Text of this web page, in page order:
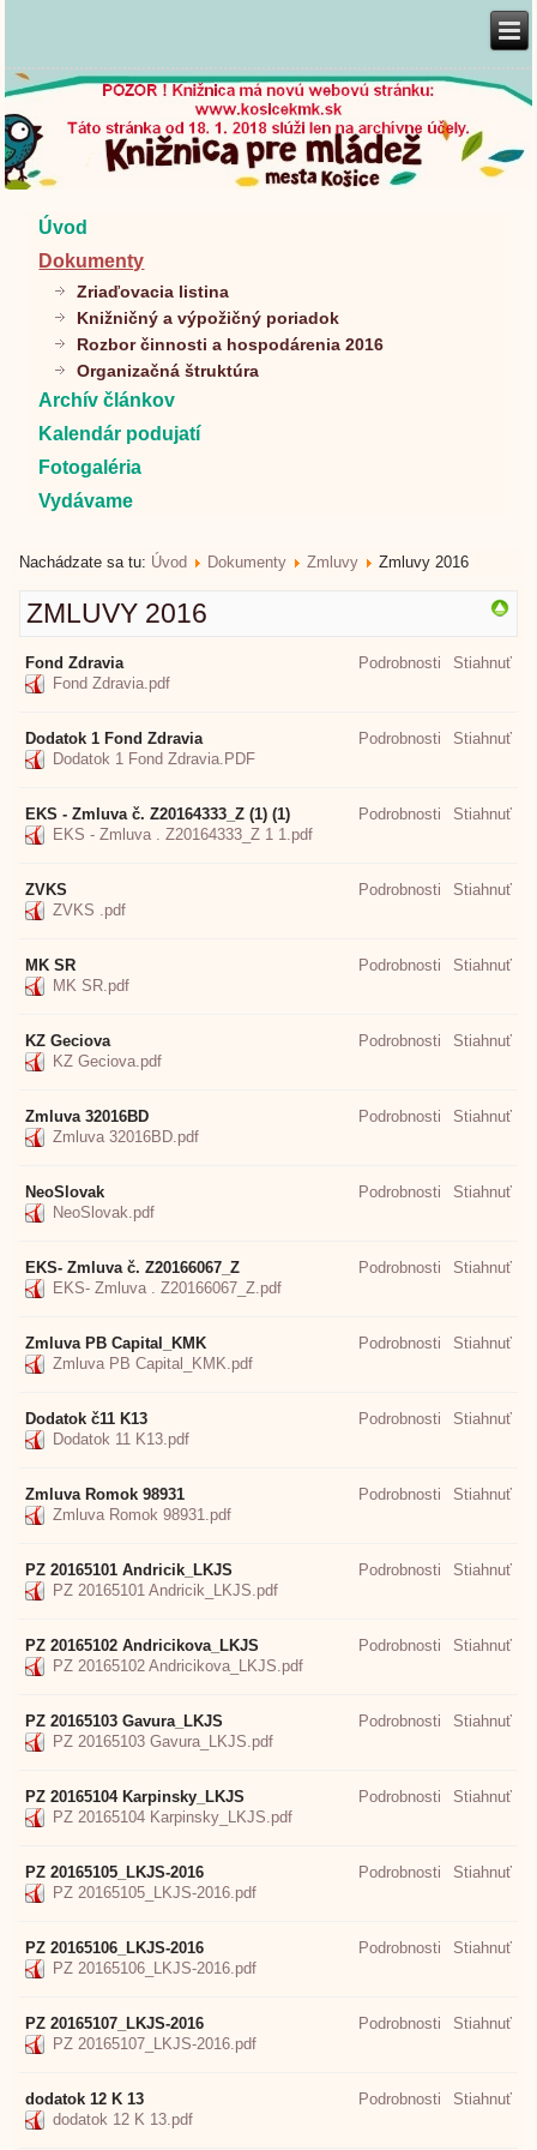
Úvod
Dokumenty
Zriaďovacia listina
Knižničný a výpožičný poriadok
Rozbor činnosti a hospodárenia 2016
Organizačná štruktúra
Archív článkov
Kalendár podujatí
Fotogaléria
Vydávame
Nachádzate sa tu: Úvod Dokumenty Zmluvy Zmluvy 2016
ZMLUVY 2016
Fond Zdravia
Fond Zdravia.pdf
Stiahnuť
Podrobnosti
Dodatok 1 Fond Zdravia
Dodatok 1 Fond Zdravia.PDF
Stiahnuť
Podrobnosti
EKS - Zmluva č. Z20164333_Z (1) (1)
EKS - Zmluva . Z20164333_Z 1 1.pdf
Stiahnuť
Podrobnosti
ZVKS
ZVKS .pdf
Stiahnuť
Podrobnosti
MK SR
MK SR.pdf
Stiahnuť
Podrobnosti
KZ Geciova
KZ Geciova.pdf
Stiahnuť
Podrobnosti
Zmluva 32016BD
Zmluva 32016BD.pdf
Stiahnuť
Podrobnosti
NeoSlovak
NeoSlovak.pdf
Stiahnuť
Podrobnosti
EKS- Zmluva č. Z20166067_Z
EKS- Zmluva . Z20166067_Z.pdf
Stiahnuť
Podrobnosti
Zmluva PB Capital_KMK
Zmluva PB Capital_KMK.pdf
Stiahnuť
Podrobnosti
Dodatok č11 K13
Dodatok 11 K13.pdf
Stiahnuť
Podrobnosti
Zmluva Romok 98931
Zmluva Romok 98931.pdf
Stiahnuť
Podrobnosti
PZ 20165101 Andricik_LKJS
PZ 20165101 Andricik_LKJS.pdf
Stiahnuť
Podrobnosti
PZ 20165102 Andricikova_LKJS
PZ 20165102 Andricikova_LKJS.pdf
Stiahnuť
Podrobnosti
PZ 20165103 Gavura_LKJS
PZ 20165103 Gavura_LKJS.pdf
Stiahnuť
Podrobnosti
PZ 20165104 Karpinsky_LKJS
PZ 20165104 Karpinsky_LKJS.pdf
Stiahnuť
Podrobnosti
PZ 20165105_LKJS-2016
PZ 20165105_LKJS-2016.pdf
Stiahnuť
Podrobnosti
PZ 20165106_LKJS-2016
PZ 20165106_LKJS-2016.pdf
Stiahnuť
Podrobnosti
PZ 20165107_LKJS-2016
PZ 20165107_LKJS-2016.pdf
Stiahnuť
Podrobnosti
dodatok 12 K 13
dodatok 12 K 13.pdf
Stiahnuť
Podrobnosti